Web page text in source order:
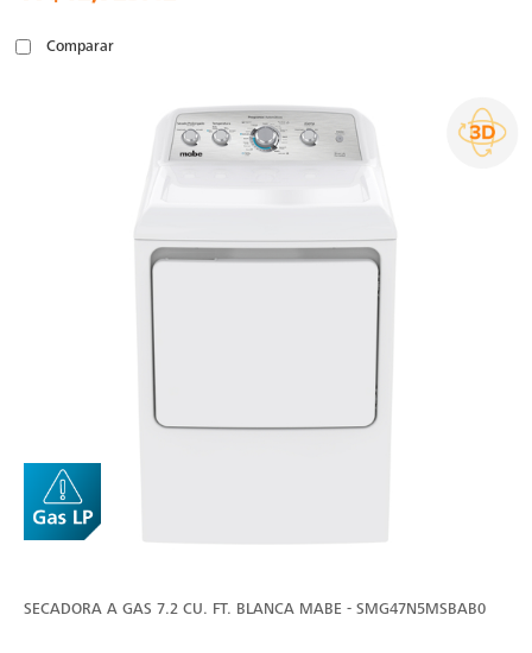
Comparar
SECADORA A GAS 7.2 CU. FT. BLANCA MABE - SMG47N5MSBAB0